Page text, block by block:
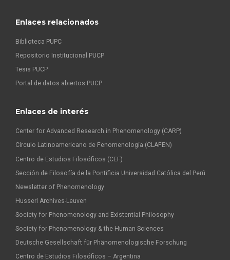
Enlaces relacionados
Biblioteca PUPC
Repositorio Institucional PUCP
Tesis PUCP
Portal de datos abiertos PUCP
Enlaces de interés
Center for Advanced Research in Phenomenology (CARP)
Círculo Latinoamericano de Fenomenología (CLAFEN)
Centro de Estudios Filosóficos (CEF)
Sección de Filosofía de la Pontificia Universidad Católica del Perú
Newsletter of Phenomenology
Husserl Archives-Leuven
Society for Phenomenology and Existential Philosophy
Society for Phenomenology & the Human Sciences
Deutsche Gesellschaft für Phänomenologische Forschung
Centro de Estudios Filosóficos – Argentina